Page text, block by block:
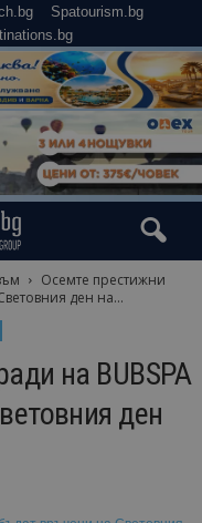
Spatourism.bg
Осемте престижни
ден на...
на BUBSPA
ден